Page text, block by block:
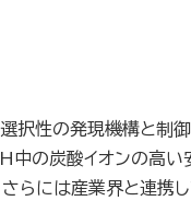
択性の発現機構と制
の炭酸イオンの高い
らには産業界と連携